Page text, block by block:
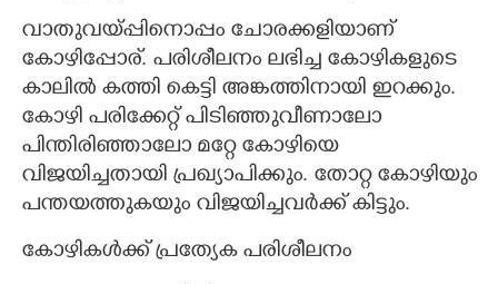
വാതുവയ്പ്പിനൊപ്പം ചോരക്കളിയാണ്
കോഴിപ്പോര്. പരിശീലനം ലഭിച്ച കോഴികളുടെ
കാലിൽ കത്തി കെട്ടി അങ്കത്തിനായി ഇറക്കും.
കോഴി പരിക്കേറ്റ് പിടിഞ്ഞുവീണാലോ
പിന്തിരിഞ്ഞാലോ മറ്റേ കോഴിയെ
വിജയിച്ചതായി പ്രഖ്യാപിക്കും. തോറ്റ കോഴിയും
പന്തയത്തുകയും വിജയിച്ചവർക്ക് കിട്ടും.
കോഴികൾക്ക് പ്രത്യേക പരിശീലനം